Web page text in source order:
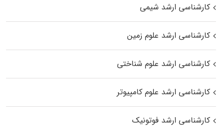
کارشناسی ارشد شیمی
کارشناسی ارشد علوم زمین
کارشناسی ارشد علوم شناختی
کارشناسی ارشد علوم کامپیوتر
کارشناسی ارشد فوتونیک